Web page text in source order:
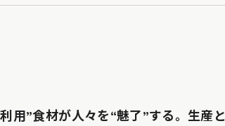
用”食材が人々を“魅了”する。生産と